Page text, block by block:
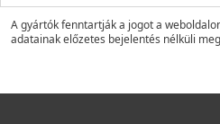
A gyártók fenntartják a jogot a
adatainak előzetes bejelentés nélküli